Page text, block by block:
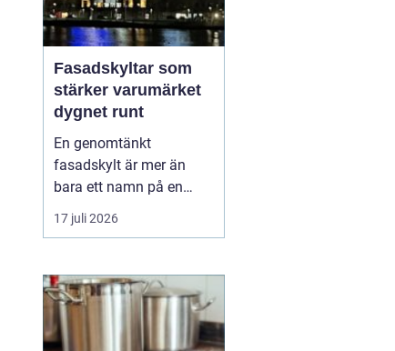
Fasadskyltar som
stärker varumärket
dygnet runt
En genomtänkt
fasadskylt är mer än
bara ett namn på en
vägg. Den fungerar som
företagets ansikte utåt,
signalerar kvalitet innan
någon ens har klivit
innanför dörren. F&o...
17 juli 2026